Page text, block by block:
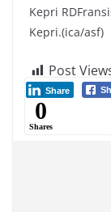
Kepri
Kepri.(ica/asf)
Post
Share
0
Shares